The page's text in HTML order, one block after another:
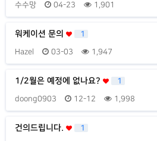
수수망 04-23 1,901
워케이션 문의 1
Hazel 03-03 1,947
1/2월은 예정에 없나요? 1
doong0903 12-12 1,998
건의드립니다. 1